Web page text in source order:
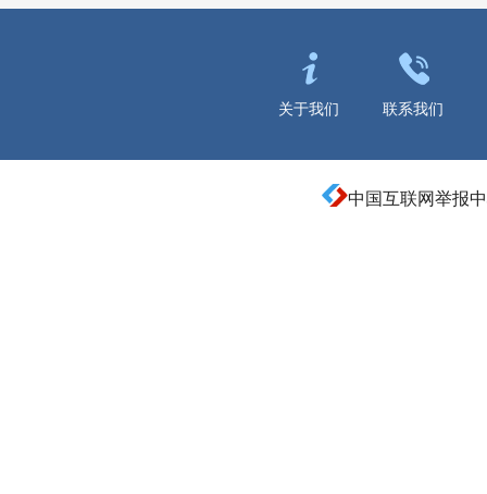
关于我们 联系我们
中国互联网举报